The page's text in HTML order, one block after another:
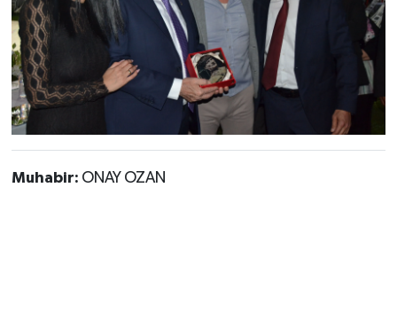
Muhabir: ONAY OZAN